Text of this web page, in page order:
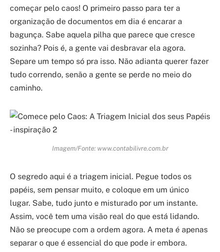
começar pelo caos! O primeiro passo para ter a
organização de documentos em dia é encarar a
bagunça. Sabe aquela pilha que parece que cresce
sozinha? Pois é, a gente vai desbravar ela agora.
Separe um tempo só pra isso. Não adianta querer fazer
tudo correndo, senão a gente se perde no meio do
caminho.
Imagem/Fonte: www.contabilivre.com.br
O segredo aqui é a triagem inicial. Pegue todos os
papéis, sem pensar muito, e coloque em um único
lugar. Sabe, tudo junto e misturado por um instante.
Assim, você tem uma visão real do que está lidando.
Não se preocupe com a ordem agora. A meta é apenas
separar o que é essencial do que pode ir embora.